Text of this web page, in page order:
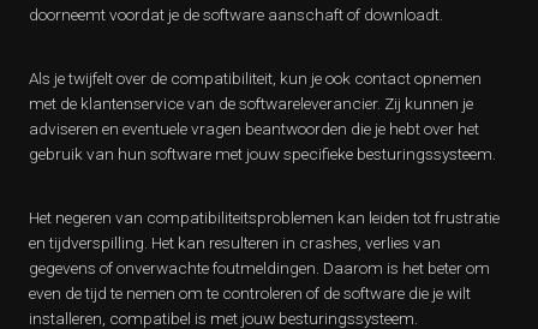
doorneemt voordat je de software aanschaft of downloadt.
Als je twijfelt over de compatibiliteit, kun je ook contact opnemen
met de klantenservice van de softwareleverancier. Zij kunnen je
adviseren en eventuele vragen beantwoorden die je hebt over het
gebruik van hun software met jouw specifieke besturingssysteem.
Het negeren van compatibiliteitsproblemen kan leiden tot frustratie
en tijdverspilling. Het kan resulteren in crashes, verlies van
gegevens of onverwachte foutmeldingen. Daarom is het beter om
even de tijd te nemen om te controleren of de software die je wilt
installeren, compatibel is met jouw besturingssysteem.